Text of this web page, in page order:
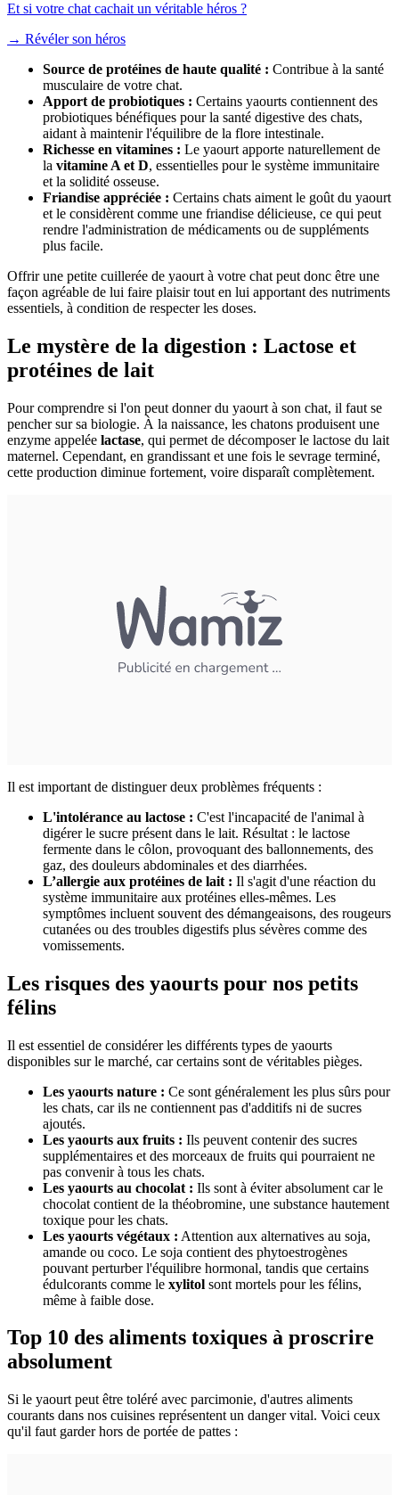
Et si votre chat cachait un véritable héros ?
→ Révéler son héros
Source de protéines de haute qualité : Contribue à la santé
musculaire de votre chat.
Apport de probiotiques : Certains yaourts contiennent des
probiotiques bénéfiques pour la santé digestive des chats,
aidant à maintenir l'équilibre de la flore intestinale.
Richesse en vitamines : Le yaourt apporte naturellement de
la vitamine A et D, essentielles pour le système immunitaire
et la solidité osseuse.
Friandise appréciée : Certains chats aiment le goût du yaourt
et le considèrent comme une friandise délicieuse, ce qui peut
rendre l'administration de médicaments ou de suppléments
plus facile.
Offrir une petite cuillerée de yaourt à votre chat peut donc être une
façon agréable de lui faire plaisir tout en lui apportant des nutriments
essentiels, à condition de respecter les doses.
Le mystère de la digestion : Lactose et
protéines de lait
Pour comprendre si l'on peut donner du yaourt à son chat, il faut se
pencher sur sa biologie. À la naissance, les chatons produisent une
enzyme appelée lactase, qui permet de décomposer le lactose du lait
maternel. Cependant, en grandissant et une fois le sevrage terminé,
cette production diminue fortement, voire disparaît complètement.
Il est important de distinguer deux problèmes fréquents :
L'intolérance au lactose : C'est l'incapacité de l'animal à
digérer le sucre présent dans le lait. Résultat : le lactose
fermente dans le côlon, provoquant des ballonnements, des
gaz, des douleurs abdominales et des diarrhées.
L’allergie aux protéines de lait : Il s'agit d'une réaction du
système immunitaire aux protéines elles-mêmes. Les
symptômes incluent souvent des démangeaisons, des rougeurs
cutanées ou des troubles digestifs plus sévères comme des
vomissements.
Les risques des yaourts pour nos petits
félins
Il est essentiel de considérer les différents types de yaourts
disponibles sur le marché, car certains sont de véritables pièges.
Les yaourts nature : Ce sont généralement les plus sûrs pour
les chats, car ils ne contiennent pas d'additifs ni de sucres
ajoutés.
Les yaourts aux fruits : Ils peuvent contenir des sucres
supplémentaires et des morceaux de fruits qui pourraient ne
pas convenir à tous les chats.
Les yaourts au chocolat : Ils sont à éviter absolument car le
chocolat contient de la théobromine, une substance hautement
toxique pour les chats.
Les yaourts végétaux : Attention aux alternatives au soja,
amande ou coco. Le soja contient des phytoestrogènes
pouvant perturber l'équilibre hormonal, tandis que certains
édulcorants comme le xylitol sont mortels pour les félins,
même à faible dose.
Top 10 des aliments toxiques à proscrire
absolument
Si le yaourt peut être toléré avec parcimonie, d'autres aliments
courants dans nos cuisines représentent un danger vital. Voici ceux
qu'il faut garder hors de portée de pattes :